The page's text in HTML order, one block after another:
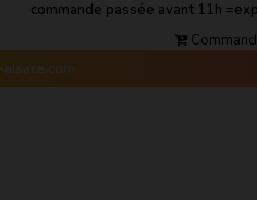
commande passée avant 11h